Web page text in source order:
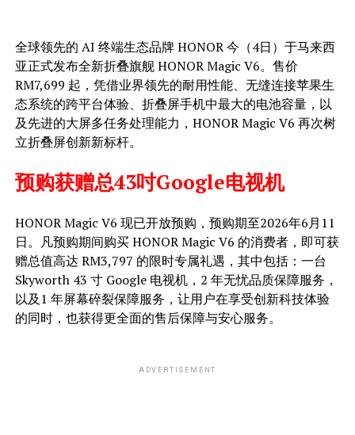
全球领先的 AI 终端生态品牌 HONOR 今（4日）于马来西
亚正式发布全新折叠旗舰 HONOR Magic V6。售价
RM7,699 起，凭借业界领先的耐用性能、无缝连接苹果生
态系统的跨平台体验、折叠屏手机中最大的电池容量，以
及先进的大屏多任务处理能力，HONOR Magic V6 再次树
立折叠屏创新新标杆。
预购获赠总43吋Google电视机
HONOR Magic V6 现已开放预购，预购期至2026年6月11
日。凡预购期间购买 HONOR Magic V6 的消费者，即可获
赠总值高达 RM3,797 的限时专属礼遇，其中包括：一台
Skyworth 43 寸 Google 电视机，2 年无忧品质保障服务，
以及1 年屏幕碎裂保障服务，让用户在享受创新科技体验
的同时，也获得更全面的售后保障与安心服务。
ADVERTISEMENT